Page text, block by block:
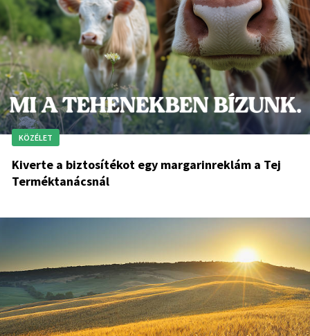
KÖZÉLET
Kiverte a biztosítékot egy margarinreklám a Tej
Terméktanácsnál